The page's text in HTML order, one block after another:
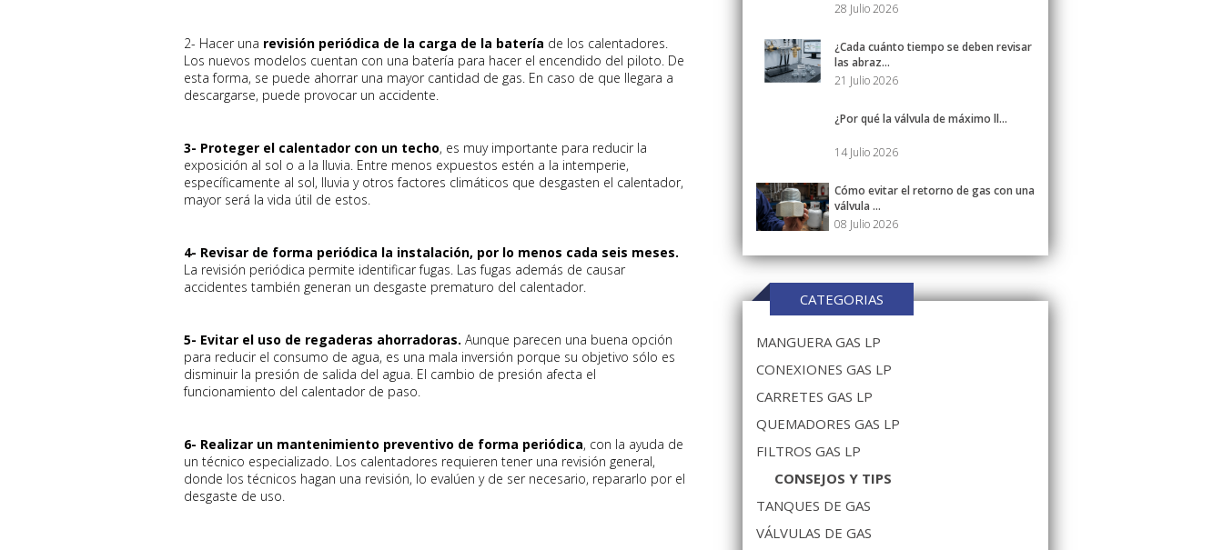
2- Hacer una revisión periódica de la carga de la batería de los calentadores.
Los nuevos modelos cuentan con una batería para hacer el encendido del piloto. De
esta forma, se puede ahorrar una mayor cantidad de gas. En caso de que llegara a
descargarse, puede provocar un accidente.
3- Proteger el calentador con un techo, es muy importante para reducir la
exposición al sol o a la lluvia. Entre menos expuestos estén a la intemperie,
específicamente al sol, lluvia y otros factores climáticos que desgasten el calentador,
mayor será la vida útil de estos.
4- Revisar de forma periódica la instalación, por lo menos cada seis meses.
La revisión periódica permite identificar fugas. Las fugas además de causar
accidentes también generan un desgaste prematuro del calentador.
5- Evitar el uso de regaderas ahorradoras. Aunque parecen una buena opción
para reducir el consumo de agua, es una mala inversión porque su objetivo sólo es
disminuir la presión de salida del agua. El cambio de presión afecta el
funcionamiento del calentador de paso.
6- Realizar un mantenimiento preventivo de forma periódica, con la ayuda de
un técnico especializado. Los calentadores requieren tener una revisión general,
donde los técnicos hagan una revisión, lo evalúen y de ser necesario, repararlo por el
desgaste de uso.
28 Julio 2026
¿Cada cuánto tiempo se deben revisar
las abraz...
21 Julio 2026
¿Por qué la válvula de máximo ll...
14 Julio 2026
Cómo evitar el retorno de gas con una
válvula ...
08 Julio 2026
CATEGORIAS
MANGUERA GAS LP
CONEXIONES GAS LP
CARRETES GAS LP
QUEMADORES GAS LP
FILTROS GAS LP
CONSEJOS Y TIPS
TANQUES DE GAS
VÁLVULAS DE GAS